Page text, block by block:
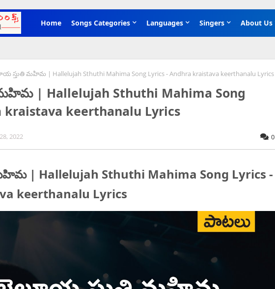
Home
Songs Categories Languages Singers About Us
స్తుతి మహిమ | Hallelujah Sthuthi Mahima Song Lyrics - Andhra kraistava keerthanalu Lyrics
| Hallelujah Sthuthi Mahima Song
kraistava keerthanalu Lyrics
2022 0
| Hallelujah Sthuthi Mahima Song Lyrics -
keerthanalu Lyrics